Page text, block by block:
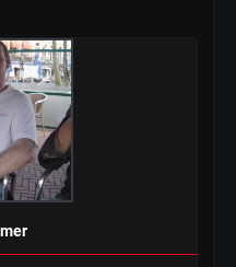
van begeleiding
door Siem,